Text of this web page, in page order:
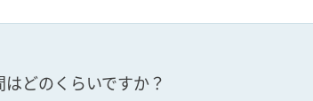
どのくらいですか？